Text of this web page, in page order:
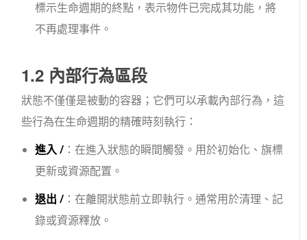
標示生命週期的終點，表示物件已完成其功能，將
不再處理事件。
1.2 內部行為區段
狀態不僅僅是被動的容器；它們可以承載內部行為，這
些行為在生命週期的精確時刻執行：
進入 / ：在進入狀態的瞬間觸發。用於初始化、旗標
更新或資源配置。
退出 / ：在離開狀態前立即執行。通常用於清理、記
錄或資源釋放。